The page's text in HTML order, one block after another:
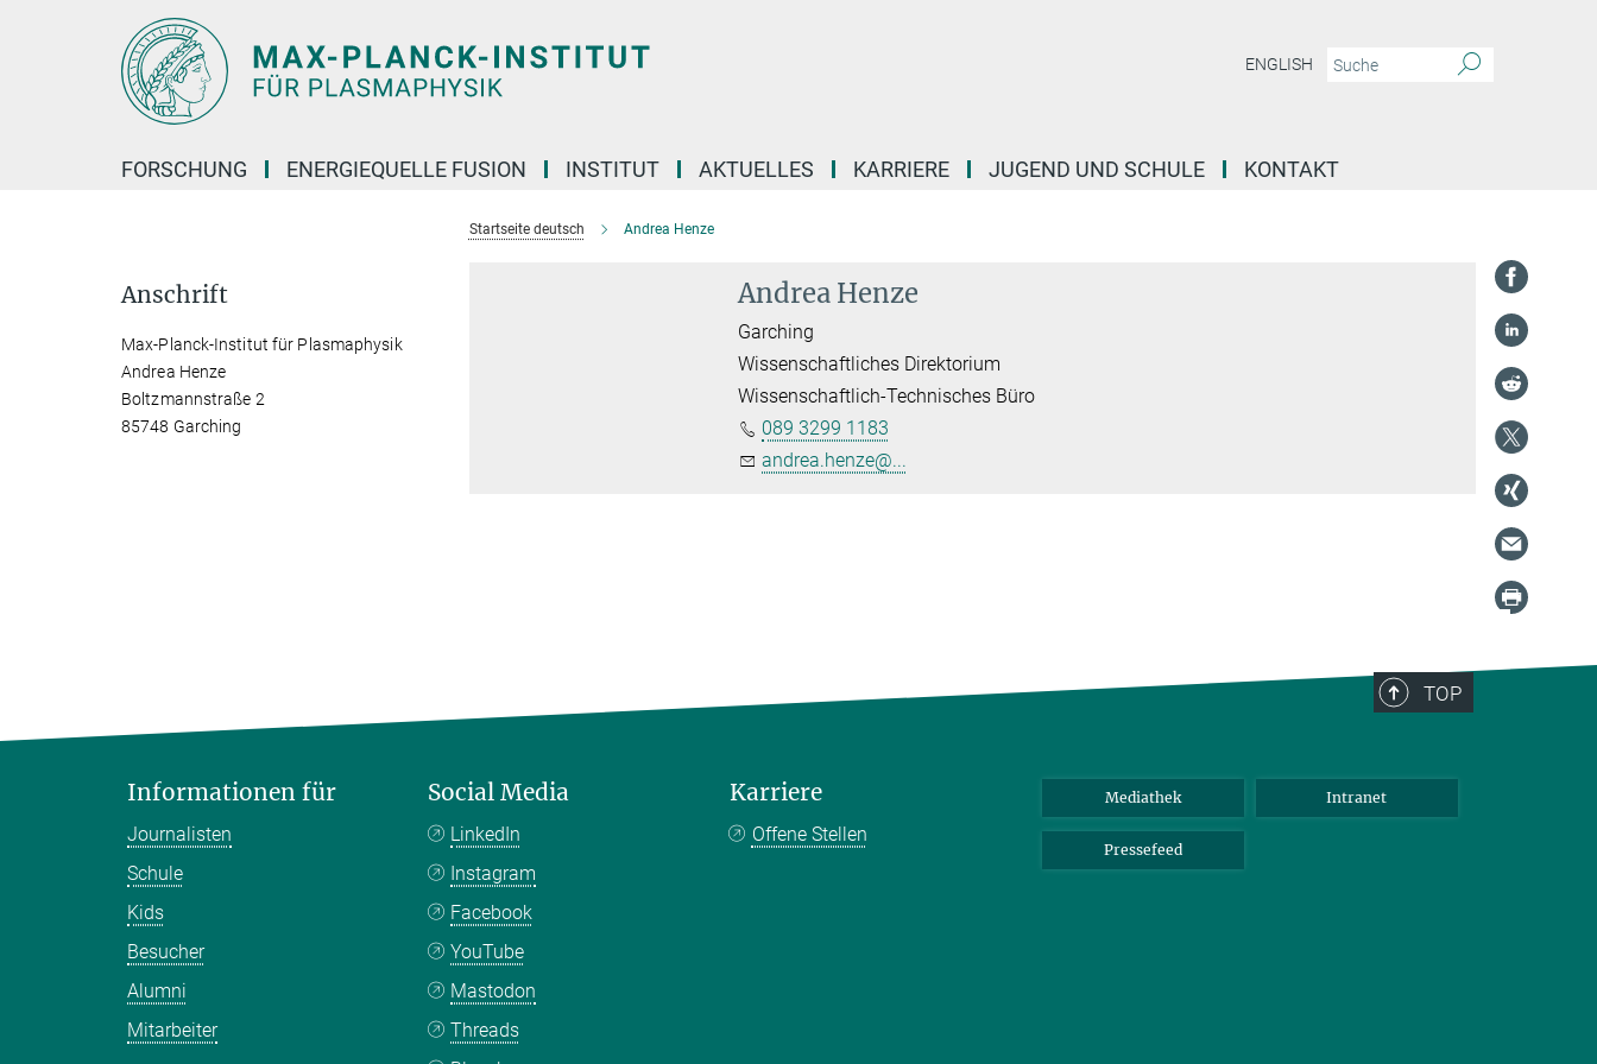
ENGLISH
FORSCHUNG ENERGIEQUELLE FUSION INSTITUT AKTUELLES KARRIERE JUGEND UND SCHULE KONTAKT
Startseite deutsch Andrea Henze
Andrea Henze
Garching
Wissenschaftliches Direktorium
Wissenschaftlich-Technisches Büro
089 3299 1183
andrea.henze@...
Anschrift
Max-Planck-Institut für Plasmaphysik
Andrea Henze
Boltzmannstraße 2
85748 Garching
TOP
Informationen für
Journalisten
Schule
Kids
Besucher
Alumni
Mitarbeiter
Social Media
LinkedIn
Instagram
Facebook
YouTube
Mastodon
Threads
Karriere
Offene Stellen
Mediathek Intranet
Pressefeed